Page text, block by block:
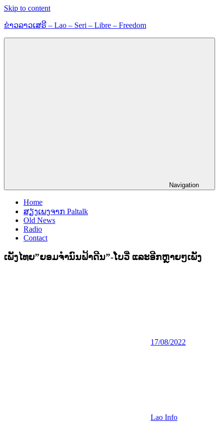
Skip to content
ຂ່າວລາວເສຣີ – Lao – Seri – Libre – Freedom
Navigation
Home
ສຽງເພງຈາກ Paltalk
Old News
Radio
Contact
ເພັງໄທຍ”ຍອມຈຳນົນຟ້າດີນ”-ໂບວີ່ ແລະອີກຫຼາຍໆເພັງ
17/08/2022
Lao Info